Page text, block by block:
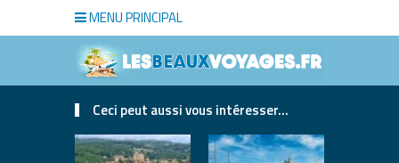
MENU PRINCIPAL
Ceci peut aussi vous intéresser...